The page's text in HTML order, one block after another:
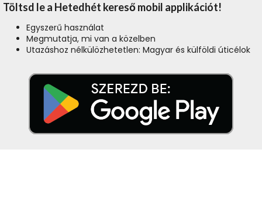
Töltsd le a Hetedhét kereső mobil applikációt!
Egyszerű használat
Megmutatja, mi van a közelben
Utazáshoz nélkülözhetetlen: Magyar és külföldi úticélok